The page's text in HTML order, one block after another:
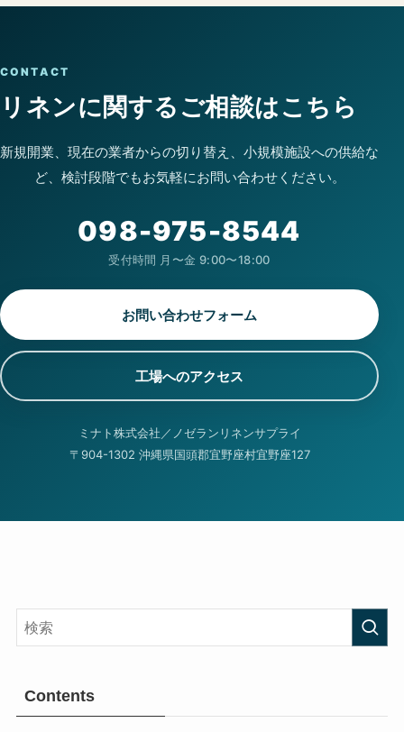
CONTACT
リネンに関するご相談はこちら
新規開業、現在の業者からの切り替え、小規模施設への供給な
ど、検討段階でもお気軽にお問い合わせください。
098-975-8544
受付時間 月〜金 9:00〜18:00
お問い合わせフォーム
工場へのアクセス
ミナト株式会社／ノゼランリネンサプライ
〒904-1302 沖縄県国頭郡宜野座村宜野座127
Contents